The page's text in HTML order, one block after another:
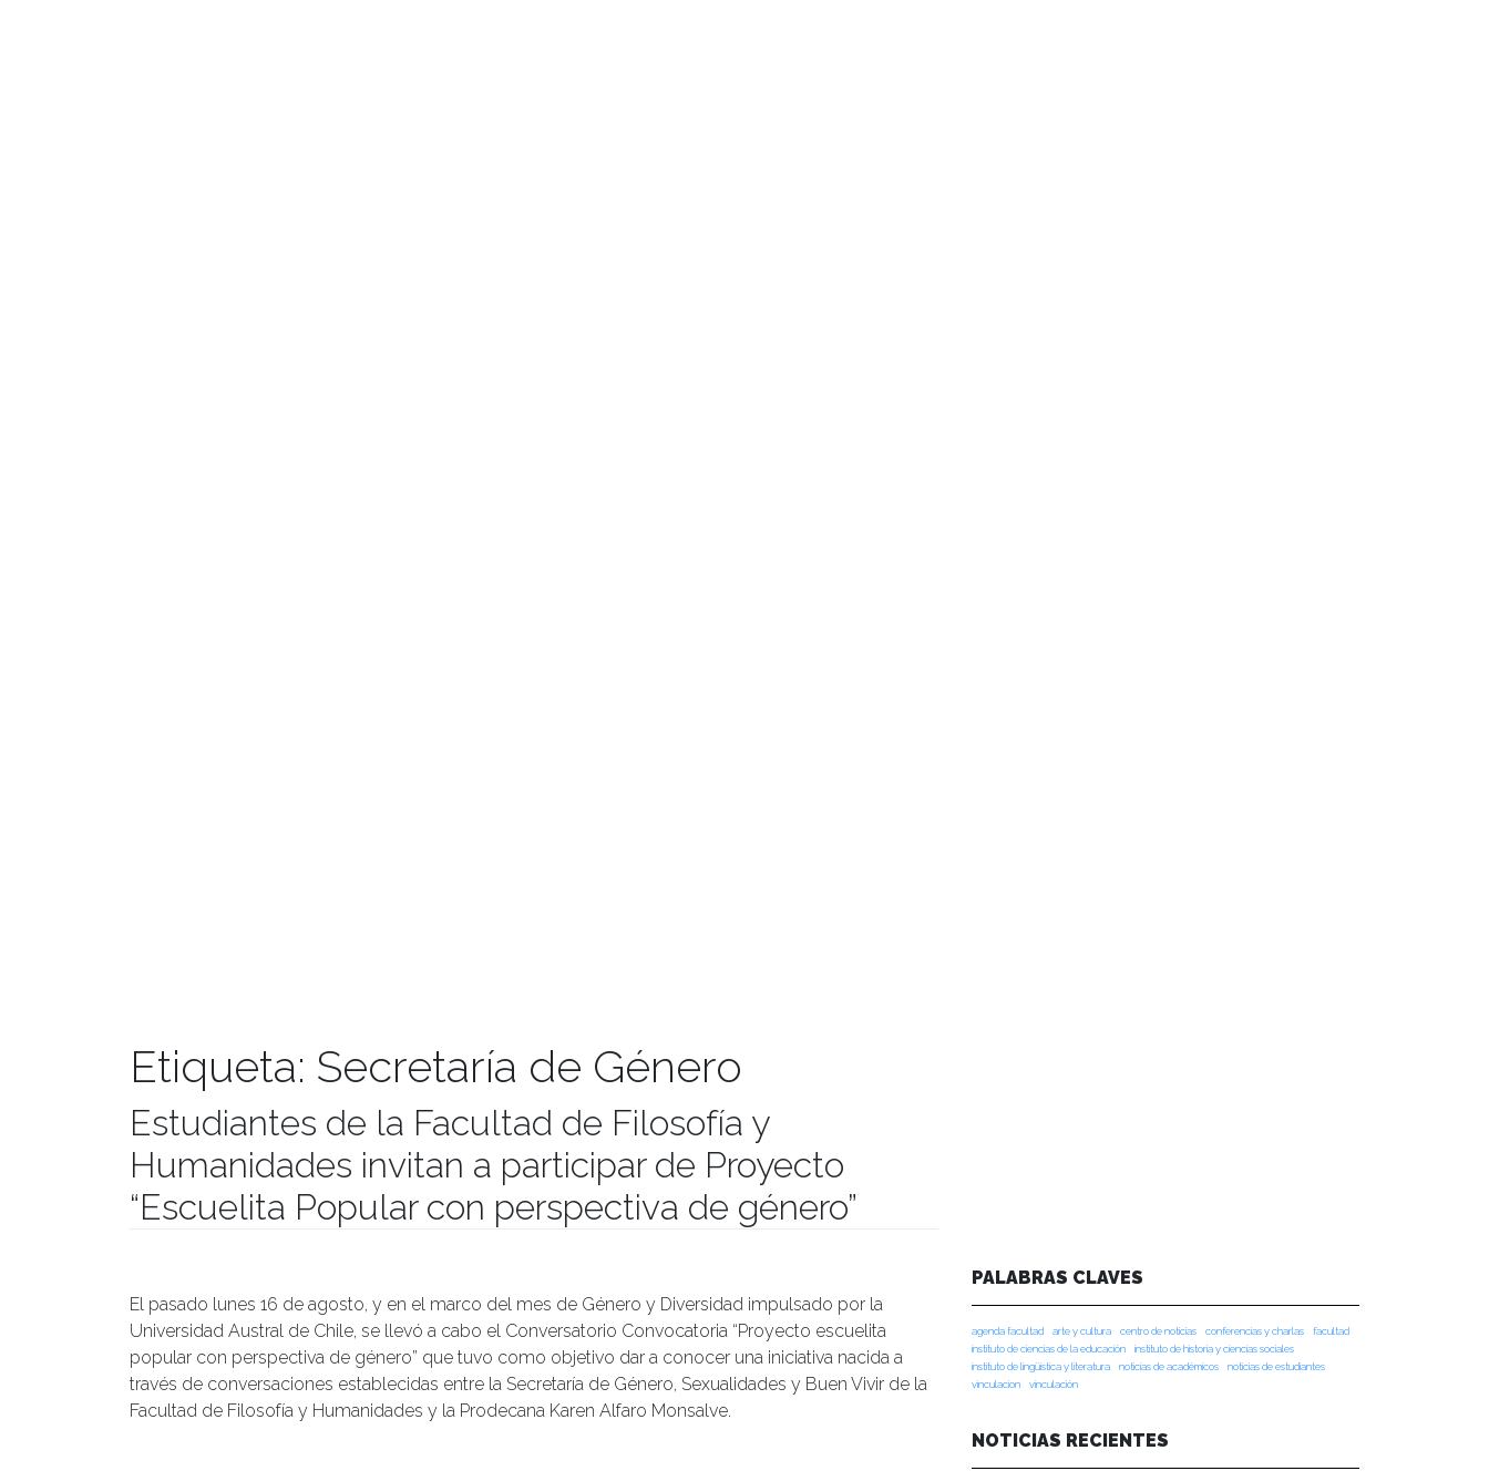
Etiqueta: Secretaría de Género
Estudiantes de la Facultad de Filosofía y
Humanidades invitan a participar de Proyecto
“Escuelita Popular con perspectiva de género”
El pasado lunes 16 de agosto, y en el marco del mes de Género y Diversidad impulsado por la
Universidad Austral de Chile, se llevó a cabo el Conversatorio Convocatoria “Proyecto escuelita
popular con perspectiva de género” que tuvo como objetivo dar a conocer una iniciativa nacida a
través de conversaciones establecidas entre la Secretaría de Género, Sexualidades y Buen Vivir de la
Facultad de Filosofía y Humanidades y la Prodecana Karen Alfaro Monsalve.
PALABRAS CLAVES
agenda facultad arte y cultura centro de noticias conferencias y charlas
facultad
instituto de ciencias de la educación
instituto de historia y ciencias sociales
instituto de lingüística y literatura
noticias de académicos
noticias de estudiantes
vinculacion
vinculación
NOTICIAS RECIENTES